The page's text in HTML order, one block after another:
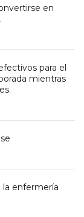
en
para el
mientras
la enfermería